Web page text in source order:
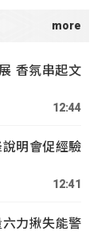
香氛串起文
12:44
明會促經驗
12:41
力揪失能警